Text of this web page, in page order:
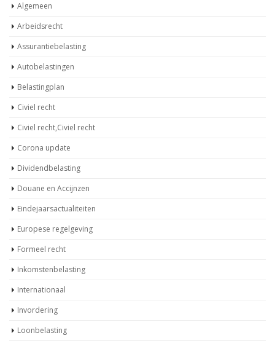
Algemeen
Arbeidsrecht
Assurantiebelasting
Autobelastingen
Belastingplan
Civiel recht
Civiel recht,Civiel recht
Corona update
Dividendbelasting
Douane en Accijnzen
Eindejaarsactualiteiten
Europese regelgeving
Formeel recht
Inkomstenbelasting
Internationaal
Invordering
Loonbelasting